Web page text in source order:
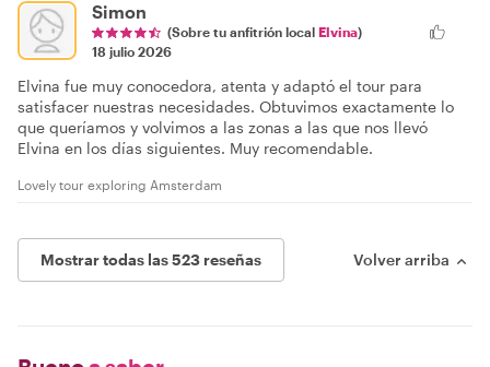
Simon
(Sobre tu anfitrión local Elvina)
18 julio 2026
Elvina fue muy conocedora, atenta y adaptó el tour para
satisfacer nuestras necesidades. Obtuvimos exactamente lo
que queríamos y volvimos a las zonas a las que nos llevó
Elvina en los días siguientes. Muy recomendable.
Lovely tour exploring Amsterdam
Mostrar todas las 523 reseñas Volver arriba